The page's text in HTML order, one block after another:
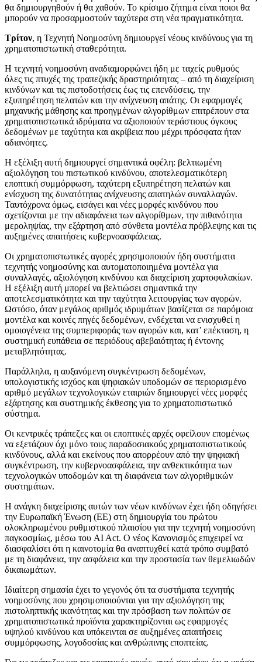
θα δημιουργηθούν ή θα χαθούν. Το κρίσιμο ζήτημα είναι ποιοι θα
μπορούν να προσαρμοστούν ταχύτερα στη νέα πραγματικότητα.
Τρίτον, η Τεχνητή Νοημοσύνη δημιουργεί νέους κινδύνους για τη
χρηματοπιστωτική σταθερότητα.
Η τεχνητή νοημοσύνη αναδιαμορφώνει ήδη με ταχείς ρυθμούς
όλες τις πτυχές της τραπεζικής δραστηριότητας – από τη διαχείριση
κινδύνων και τις πιστοδοτήσεις έως τις επενδύσεις, την
εξυπηρέτηση πελατών και την ανίχνευση απάτης. Οι εφαρμογές
μηχανικής μάθησης και προηγμένων αλγορίθμων επιτρέπουν στα
χρηματοπιστωτικά ιδρύματα να αξιοποιούν τεράστιους όγκους
δεδομένων με ταχύτητα και ακρίβεια που μέχρι πρόσφατα ήταν
αδιανόητες.
Η εξέλιξη αυτή δημιουργεί σημαντικά οφέλη: βελτιωμένη
αξιολόγηση του πιστωτικού κινδύνου, αποτελεσματικότερη
εποπτική συμμόρφωση, ταχύτερη εξυπηρέτηση πελατών και
ενίσχυση της δυνατότητας ανίχνευσης απατηλών συναλλαγών.
Ταυτόχρονα όμως, εισάγει και νέες μορφές κινδύνου που
σχετίζονται με την αδιαφάνεια των αλγορίθμων, την πιθανότητα
μεροληψίας, την εξάρτηση από σύνθετα μοντέλα πρόβλεψης και τις
αυξημένες απαιτήσεις κυβερνοασφάλειας.
Οι χρηματοπιστωτικές αγορές χρησιμοποιούν ήδη συστήματα
τεχνητής νοημοσύνης και αυτοματοποιημένα μοντέλα για
συναλλαγές, αξιολόγηση κινδύνου και διαχείριση χαρτοφυλακίων.
Η εξέλιξη αυτή μπορεί να βελτιώσει σημαντικά την
αποτελεσματικότητα και την ταχύτητα λειτουργίας των αγορών.
Ωστόσο, όταν μεγάλος αριθμός ιδρυμάτων βασίζεται σε παρόμοια
μοντέλα και κοινές πηγές δεδομένων, ενδέχεται να ενισχυθεί η
ομοιογένεια της συμπεριφοράς των αγορών και, κατ’ επέκταση, η
συστημική ευπάθεια σε περιόδους αβεβαιότητας ή έντονης
μεταβλητότητας.
Παράλληλα, η αυξανόμενη συγκέντρωση δεδομένων,
υπολογιστικής ισχύος και ψηφιακών υποδομών σε περιορισμένο
αριθμό μεγάλων τεχνολογικών εταιριών δημιουργεί νέες μορφές
εξάρτησης και συστημικής έκθεσης για το χρηματοπιστωτικό
σύστημα.
Οι κεντρικές τράπεζες και οι εποπτικές αρχές οφείλουν επομένως
να εξετάζουν όχι μόνο τους παραδοσιακούς χρηματοπιστωτικούς
κινδύνους, αλλά και εκείνους που απορρέουν από την ψηφιακή
συγκέντρωση, την κυβερνοασφάλεια, την ανθεκτικότητα των
τεχνολογικών υποδομών και τη διαφάνεια των αλγοριθμικών
συστημάτων.
Η ανάγκη διαχείρισης αυτών των νέων κινδύνων έχει ήδη οδηγήσει
την Ευρωπαϊκή Ένωση (EE) στη δημιουργία του πρώτου
ολοκληρωμένου ρυθμιστικού πλαισίου για την τεχνητή νοημοσύνη
παγκοσμίως, μέσω του AI Act. Ο νέος Κανονισμός επιχειρεί να
διασφαλίσει ότι η καινοτομία θα αναπτυχθεί κατά τρόπο συμβατό
με τη διαφάνεια, την ασφάλεια και την προστασία των θεμελιωδών
δικαιωμάτων.
Ιδιαίτερη σημασία έχει το γεγονός ότι τα συστήματα τεχνητής
νοημοσύνης που χρησιμοποιούνται για την αξιολόγηση της
πιστοληπτικής ικανότητας και την πρόσβαση των πολιτών σε
χρηματοπιστωτικά προϊόντα χαρακτηρίζονται ως εφαρμογές
υψηλού κινδύνου και υπόκεινται σε αυξημένες απαιτήσεις
συμμόρφωσης, λογοδοσίας και ανθρώπινης εποπτείας.